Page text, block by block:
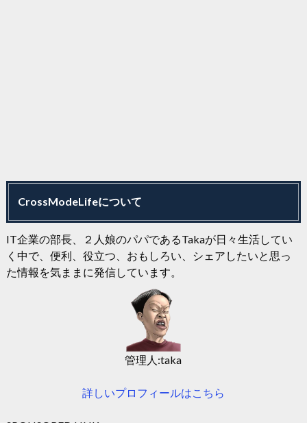
CrossModeLifeについて
IT企業の部長、２人娘のパパであるTakaが日々生活してい
く中で、便利、役立つ、おもしろい、シェアしたいと思っ
た情報を気ままに発信しています。
管理人:taka
詳しいプロフィールはこちら